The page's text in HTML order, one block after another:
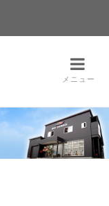
メニュー